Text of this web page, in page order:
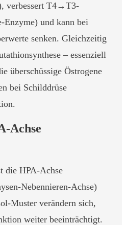
verbessert T4→T3-
Enzyme) und kann bei
senken. Gleichzeitig
– essenziell
überschüssige Östrogene
bei Schilddrüse
Achse
die HPA-Achse
Nebennieren-Achse)
Muster verändern sich,
weiter beeinträchtigt.